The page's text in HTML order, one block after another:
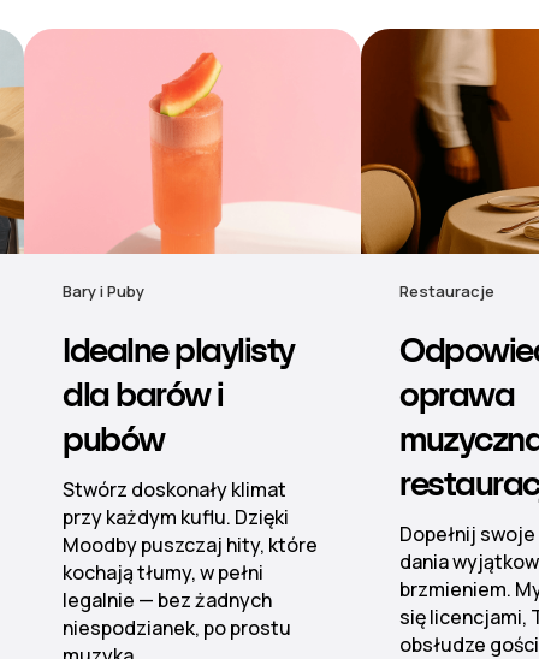
Restauracje
Odpowiednia
oprawa
muzyczna dla
restauracji
Dopełnij swoje popisowe
dania wyjątkowym
brzmieniem. My zajmiemy
się licencjami, Ty skup się na
obsłudze gości.
Hotele
Muzyka
nastrój
hotelu
Od lobby po
dźwiękową
zarządzanym
kontroli stref.